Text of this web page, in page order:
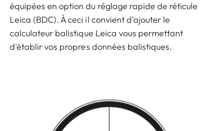
équipées en option du réglage rapide de réticule
Leica (BDC). À ceci il convient d'ajouter le
calculateur balistique Leica vous permettant
d'établir vos propres données balistiques.